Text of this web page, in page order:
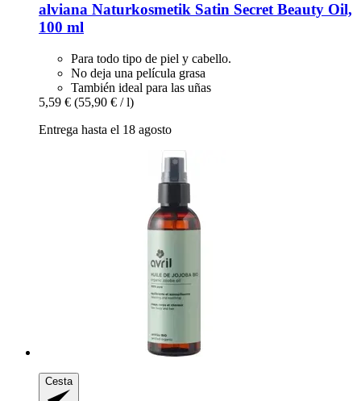
alviana Naturkosmetik Satin Secret Beauty Oil,
100 ml
Para todo tipo de piel y cabello.
No deja una película grasa
También ideal para las uñas
5,59 € (55,90 € / l)
Entrega hasta el 18 agosto
Cesta